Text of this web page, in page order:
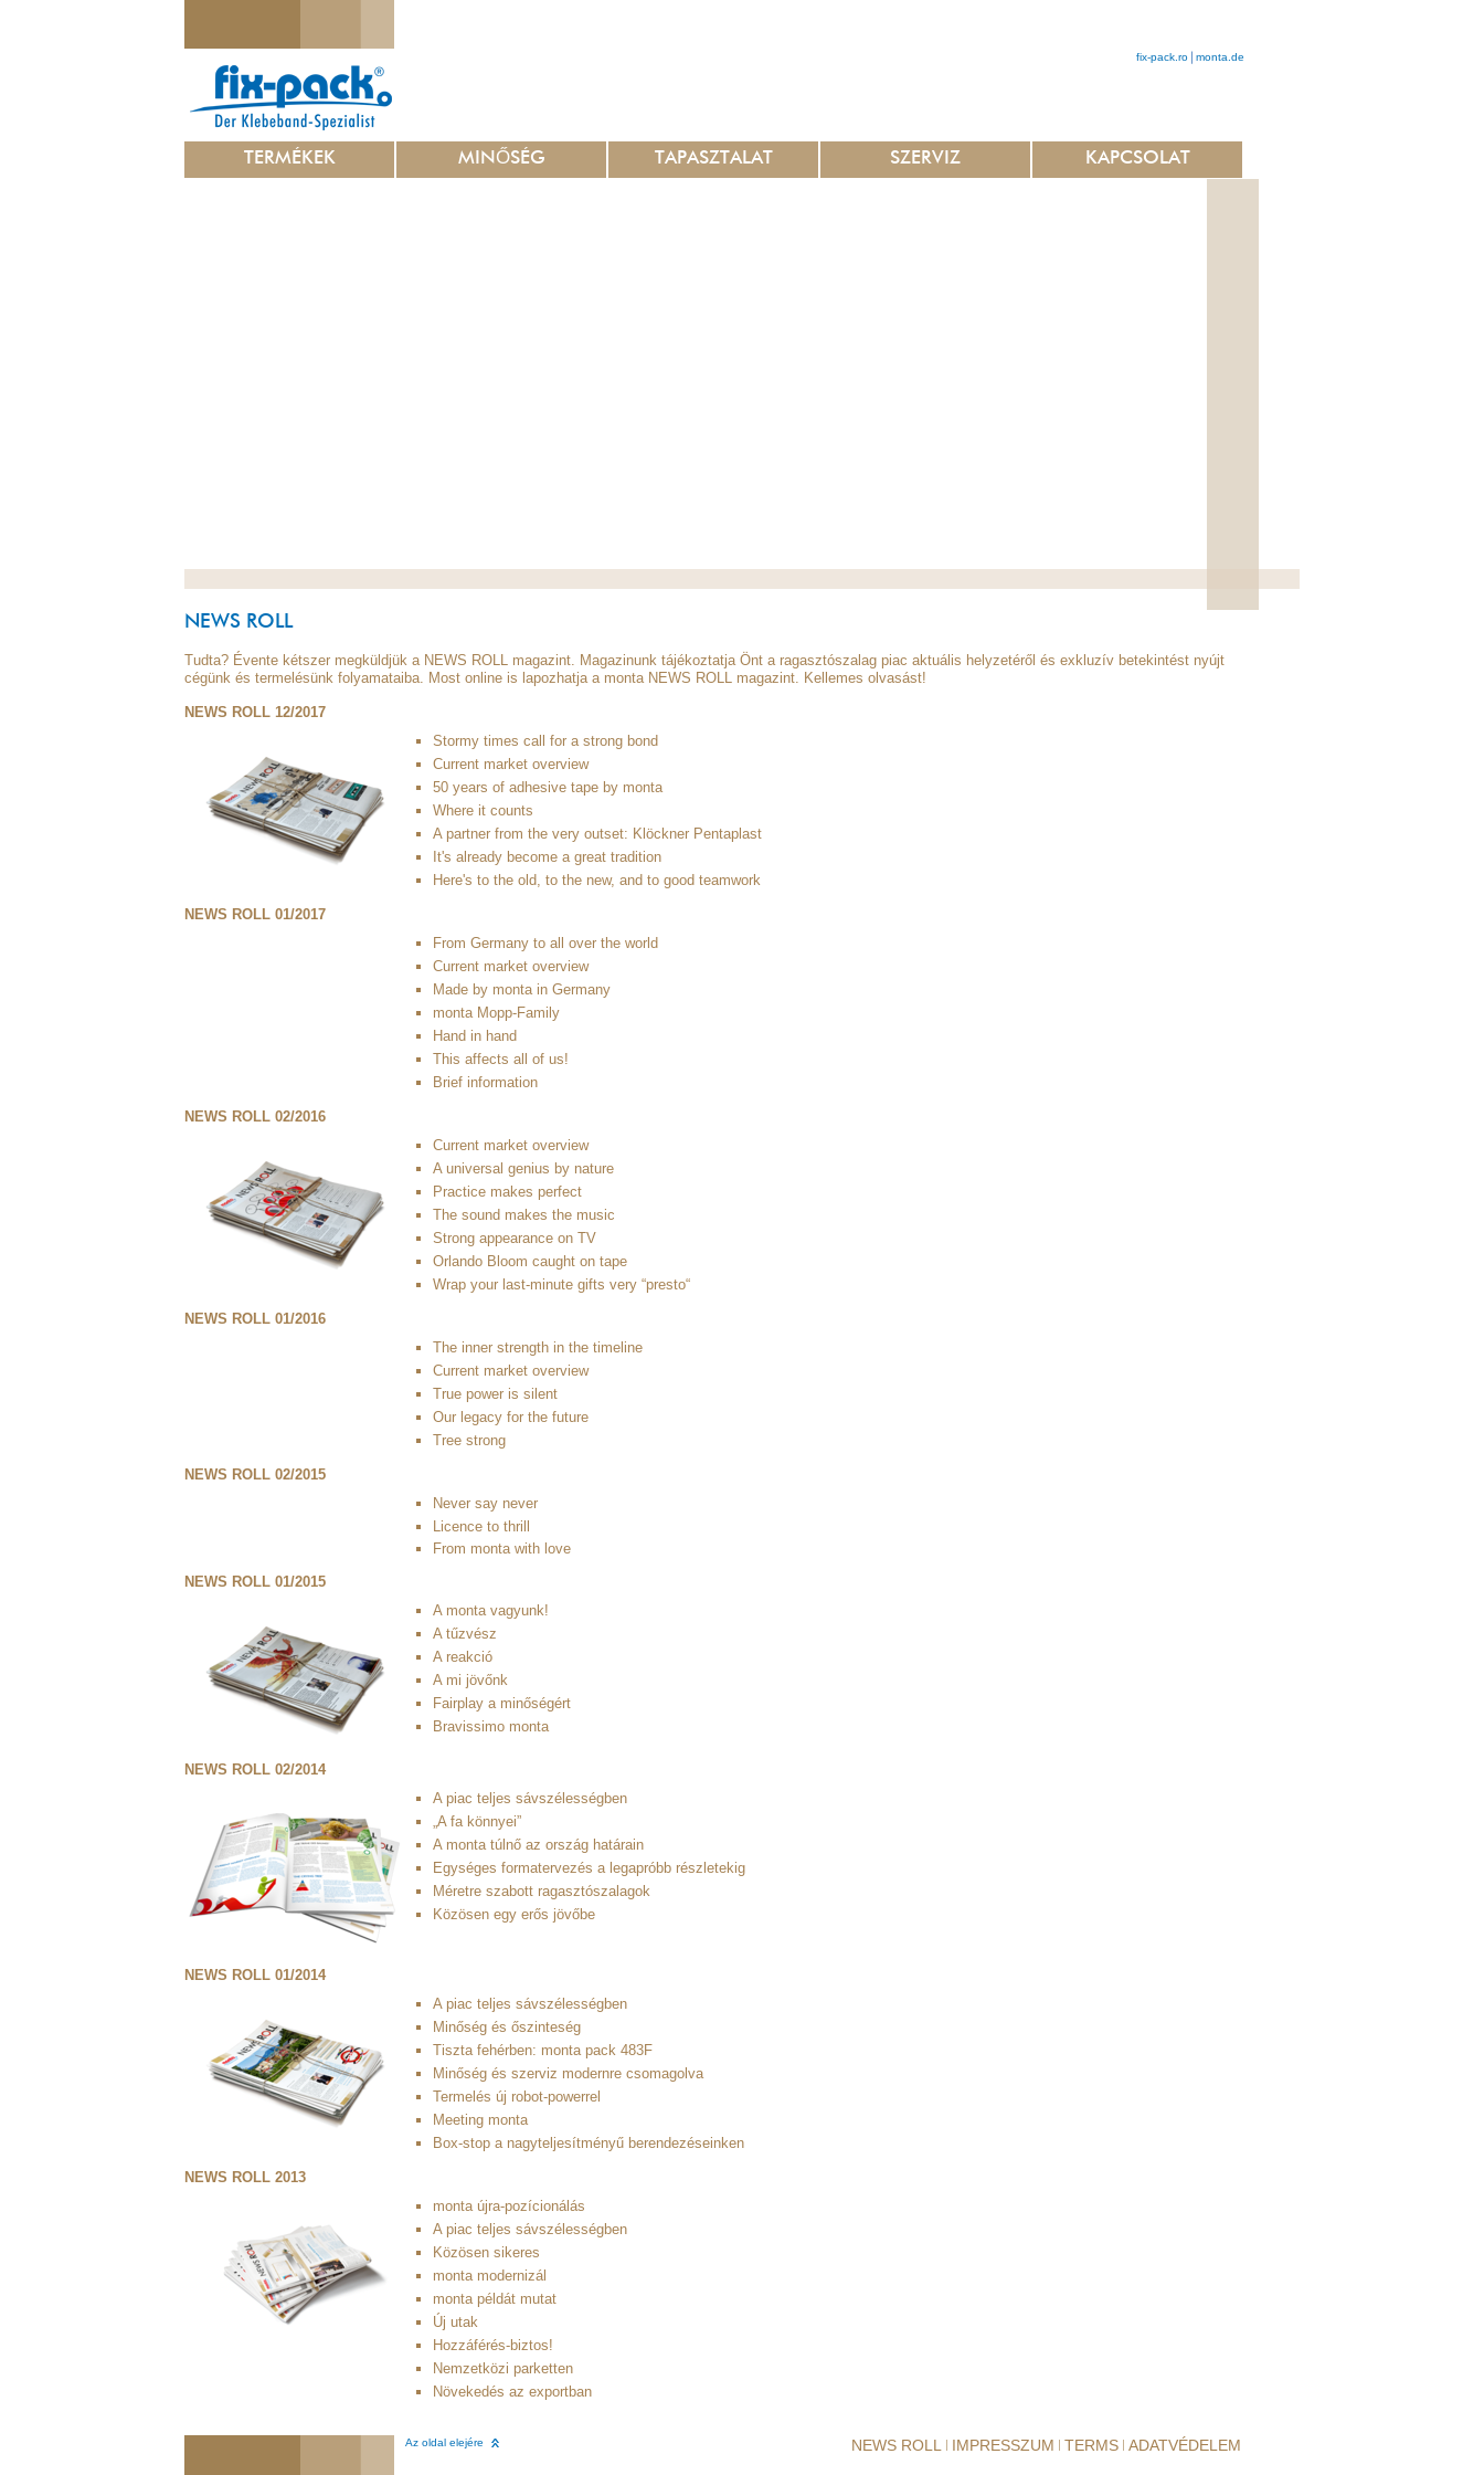
fix-pack.ro monta.de
TERMÉKEK MINŐSÉG TAPASZTALAT SZERVIZ KAPCSOLAT
NEWS ROLL
Tudta? Évente kétszer megküldjük a NEWS ROLL magazint. Magazinunk tájékoztatja Önt a ragasztószalag piac aktuális helyzetéről és exkluzív betekintést nyújt
cégünk és termelésünk folyamataiba. Most online is lapozhatja a monta NEWS ROLL magazint. Kellemes olvasást!
NEWS ROLL 12/2017
Stormy times call for a strong bond
Current market overview
50 years of adhesive tape by monta
Where it counts
A partner from the very outset: Klöckner Pentaplast
It's already become a great tradition
Here's to the old, to the new, and to good teamwork
NEWS ROLL 01/2017
From Germany to all over the world
Current market overview
Made by monta in Germany
monta Mopp-Family
Hand in hand
This affects all of us!
Brief information
NEWS ROLL 02/2016
Current market overview
A universal genius by nature
Practice makes perfect
The sound makes the music
Strong appearance on TV
Orlando Bloom caught on tape
Wrap your last-minute gifts very “presto“
NEWS ROLL 01/2016
The inner strength in the timeline
Current market overview
True power is silent
Our legacy for the future
Tree strong
NEWS ROLL 02/2015
Never say never
Licence to thrill
From monta with love
NEWS ROLL 01/2015
A monta vagyunk!
A tűzvész
A reakció
A mi jövőnk
Fairplay a minőségért
Bravissimo monta
NEWS ROLL 02/2014
A piac teljes sávszélességben
„A fa könnyei”
A monta túlnő az ország határain
Egységes formatervezés a legapróbb részletekig
Méretre szabott ragasztószalagok
Közösen egy erős jövőbe
NEWS ROLL 01/2014
A piac teljes sávszélességben
Minőség és őszinteség
Tiszta fehérben: monta pack 483F
Minőség és szerviz modernre csomagolva
Termelés új robot-powerrel
Meeting monta
Box-stop a nagyteljesítményű berendezéseinken
NEWS ROLL 2013
monta újra-pozícionálás
A piac teljes sávszélességben
Közösen sikeres
monta modernizál
monta példát mutat
Új utak
Hozzáférés-biztos!
Nemzetközi parketten
Növekedés az exportban
Az oldal elejére NEWS ROLL IMPRESSZUM TERMS ADATVÉDELEM